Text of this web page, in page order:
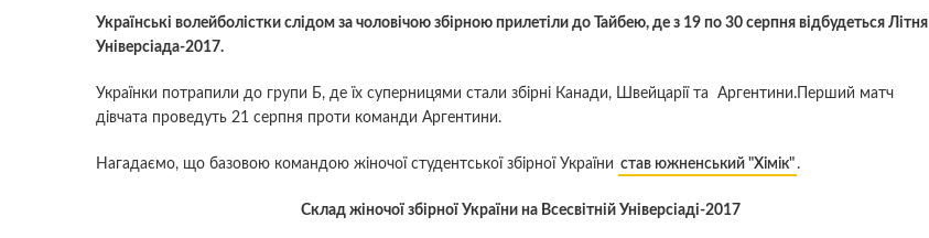
Українські волейболістки слідом за чоловічою збірною прилетіли до Тайбею, де з 19 по 30 серпня відбудеться Літня
Універсіада-2017.
Українки потрапили до групи Б, де їх суперницями стали збірні Канади, Швейцарії та Аргентини.Перший матч
дівчата проведуть 21 серпня проти команди Аргентини.
Нагадаємо, що базовою командою жіночої студентської збірної України став южненський "Хімік" .
Склад жіночої збірної України на Всесвітній Універсіаді-2017